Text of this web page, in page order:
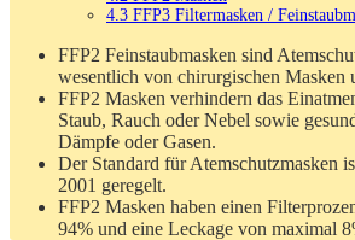
4.3 FFP3 Filtermasken /
FFP2 Feinstaubmasken sind
wesentlich von chirurgischen Masken
FFP2 Masken verhindern das
Staub, Rauch oder Nebel sowie
Dämpfe oder Gasen.
Der Standard für Atemschutzmasken
2001 geregelt.
FFP2 Masken haben einen
94% und eine Leckage von maximal